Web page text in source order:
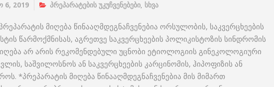
6, 2019 პრეპარატების უკუჩვენებები, სხვა
მიღება წინააღმდეგნაჩვენებია ორსულობის, საკვერცხეების
წარმოქმნისას, აგრეთვე საკვერცხეების პოლიკისტოზის სინდრომის
არ არის რეკომენდებული უცნობი ეტიოლოგიის გინეკოლოგიური
საშვილოსნოს ან საკვერცხეების კარცინომის, ჰიპოფიზის ან
*პრეპარატის მიღება წინააღმდეგნაჩვენებია მის მიმართ